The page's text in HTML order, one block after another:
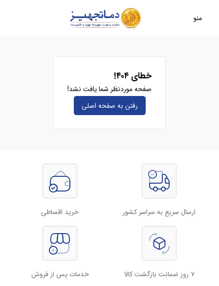
منو
خطای ۴۰۴!
صفحه موردنظر شما یافت نشد!
رفتن به صفحه‌ اصلی
ارسال سریع به سراسر کشور خرید اقساطی
۷ روز ضمانت بازگشت کالا خدمات پس از فروش